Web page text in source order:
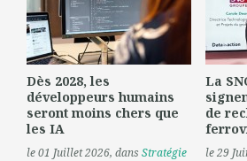
Dès 2028, les
développeurs humains
seront moins chers que
les IA
le 01 Juillet 2026, dansStratégie
La
de
le 29